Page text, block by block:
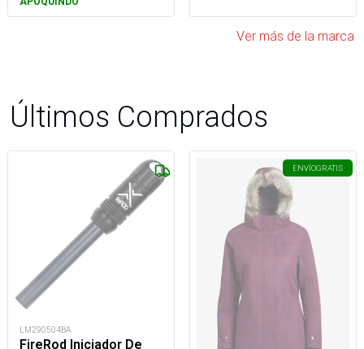
Ver más de la marca
Últimos Comprados
LM290504BA
FireRod Iniciador De
ENVÍOGRATIS